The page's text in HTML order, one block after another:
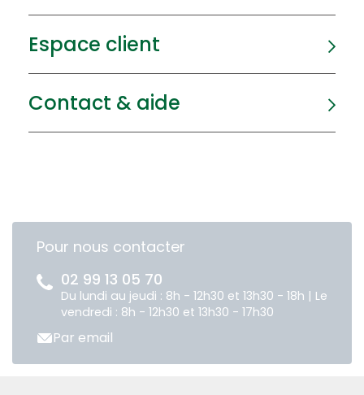
Espace client
Contact & aide
Pour nous contacter
02 99 13 05 70
Du lundi au jeudi : 8h - 12h30 et 13h30 - 18h | Le
vendredi : 8h - 12h30 et 13h30 - 17h30
Par email